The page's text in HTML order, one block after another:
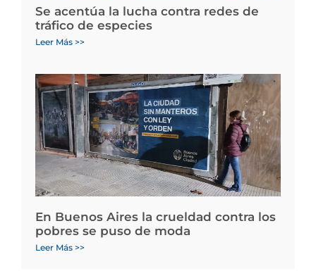
Se acentúa la lucha contra redes de
tráfico de especies
Leer Más >>
En Buenos Aires la crueldad contra los
pobres se puso de moda
Leer Más >>